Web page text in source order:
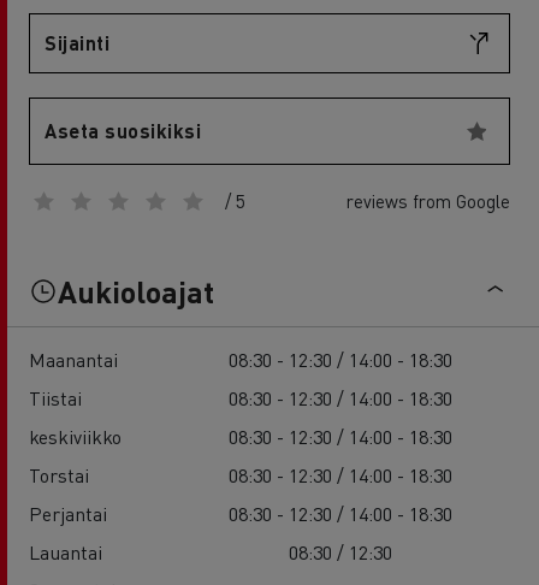
Sijainti
Aseta suosikiksi
/ 5 reviews from Google
Aukioloajat
Maanantai
08:30 - 12:30 / 14:00 - 18:30
Tiistai
08:30 - 12:30 / 14:00 - 18:30
keskiviikko
08:30 - 12:30 / 14:00 - 18:30
Torstai
08:30 - 12:30 / 14:00 - 18:30
Perjantai
08:30 - 12:30 / 14:00 - 18:30
Lauantai
08:30 / 12:30